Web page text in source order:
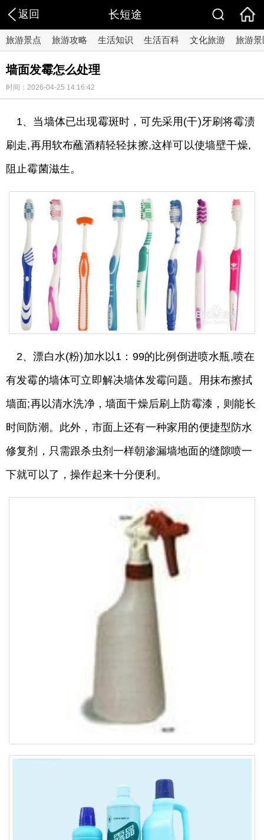
返回 长短途
旅游景点 旅游攻略 生活知识 生活百科 文化旅游 旅游景
墙面发霉怎么处理
时间：2026-04-25 14:16:42
1、当墙体已出现霉斑时，可先采用(干)牙刷将霉渍
刷走,再用软布蘸酒精轻轻抹擦,这样可以使墙壁干燥,
阻止霉菌滋生。
2、漂白水(粉)加水以1：99的比例倒进喷水瓶,喷在
有发霉的墙体可立即解决墙体发霉问题。用抹布擦拭
墙面;再以清水洗净，墙面干燥后刷上防霉漆，则能长
时间防潮。此外，市面上还有一种家用的便捷型防水
修复剂，只需跟杀虫剂一样朝渗漏墙地面的缝隙喷一
下就可以了，操作起来十分便利。